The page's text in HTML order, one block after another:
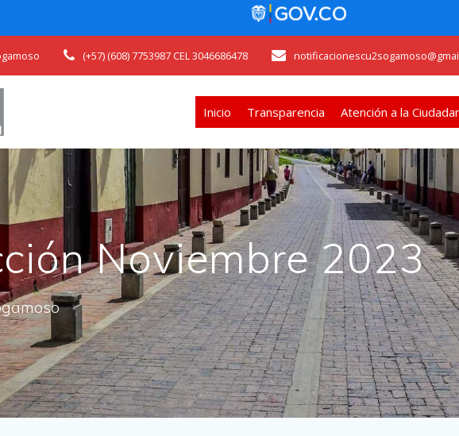
(+57) (608) 7753987 CEL 3046686478
Inicio Transparencia Atención a la
Noviembre 2023